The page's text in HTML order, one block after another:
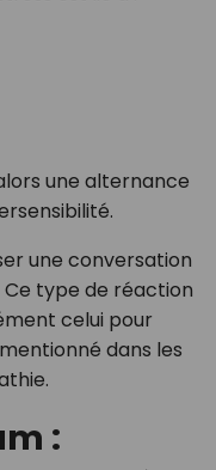
une alternance
une conversation
Ce type de réaction
celui pour
dans les
: